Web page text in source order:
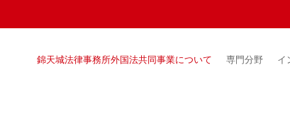
錦天城法律事務所外国法共同事業について 専門分野 イ